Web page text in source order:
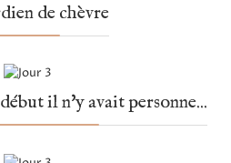
de chèvre
il n'y avait personne...